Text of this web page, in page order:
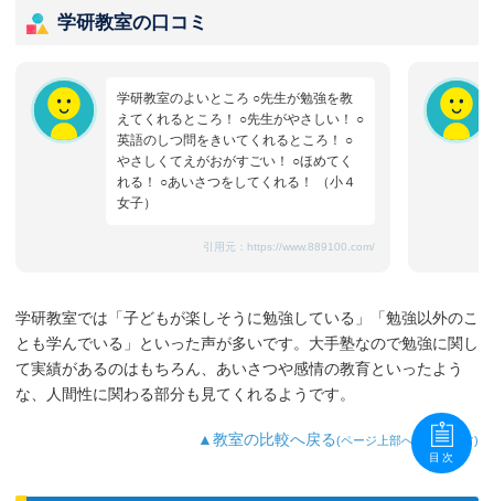
学研教室の口コミ
学研教室のよいところ ○先生が勉強を教
えてくれるところ！ ○先生がやさしい！ ○
英語のしつ問をきいてくれるところ！ ○
やさしくてえがおがすごい！ ○ほめてく
れる！ ○あいさつをしてくれる！ （小４
女子）
引用元： https://www.889100.com/
学研教室では「子どもが楽しそうに勉強している」「勉強以外のこ
とも学んでいる」といった声が多いです。大手塾なので勉強に関し
て実績があるのはもちろん、あいさつや感情の教育といったよう
な、人間性に関わる部分も見てくれるようです。
▲教室の比較へ戻る(ページ上部へ移動します)
目次